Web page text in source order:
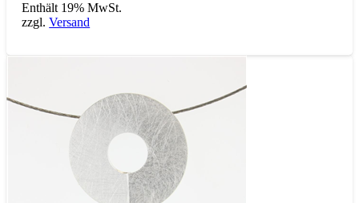
Enthält 19% MwSt.
zzgl.Versand